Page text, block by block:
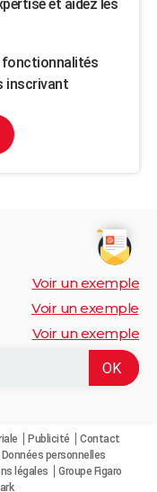
et aidez les
fonctionnalités
inscrivant
Voir un exemple
Voir un exemple
Voir un exemple
Publicité
Contact
Données personnelles
légales
Groupe Figaro